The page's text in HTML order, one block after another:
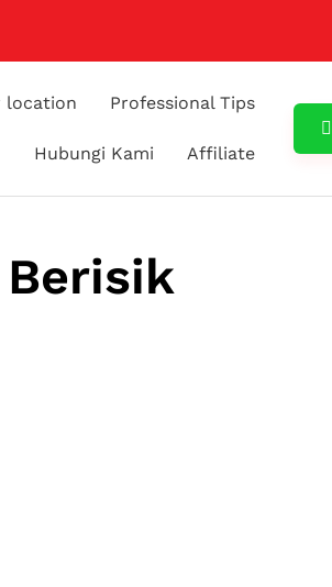
location Professional Tips
Hubungi Kami Affiliate